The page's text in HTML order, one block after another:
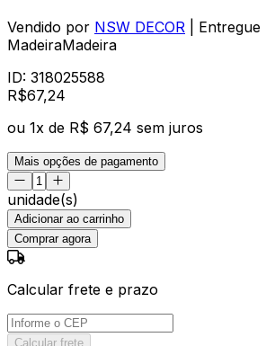
Vendido por NSW DECOR
|
MadeiraMadeira
ID: 318025588
R$67,24
ou 1x de R$ 67,24 sem juros
Mais opções de pagamento
unidade(s)
Adicionar ao carrinho
Comprar agora
Calcular frete e prazo
Calcular frete